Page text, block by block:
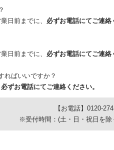
日前までに、 必ずお電話にてご連絡
日前までに、 必ずお電話にてご連絡
ればいいですか？
必ずお電話にてご連絡ください。
【お電話】0120-
※受付時間：(土・日・祝日を除